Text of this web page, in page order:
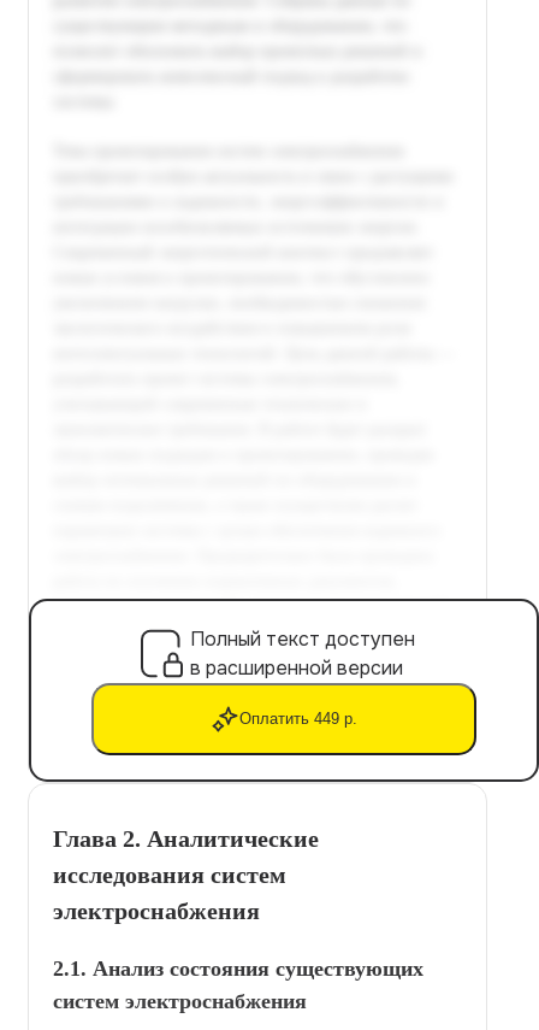
Полный текст доступен
в расширенной версии
Оплатить 449 р.
Глава 2. Аналитические
исследования систем
электроснабжения
2.1. Анализ состояния существующих
систем электроснабжения